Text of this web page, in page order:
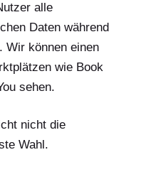
alle
Daten während
Wir können einen
wie Book
sehen.
nicht die
Wahl.